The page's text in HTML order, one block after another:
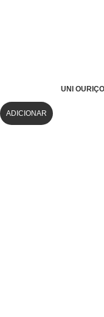
UNI
ADICIONAR